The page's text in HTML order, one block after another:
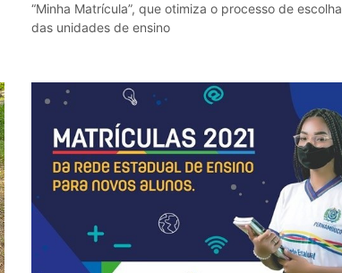
“Minha Matrícula”, que otimiza o processo de escolha
das unidades de ensino